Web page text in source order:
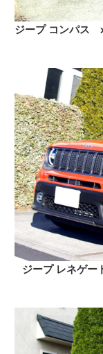
ジープ レネゲー